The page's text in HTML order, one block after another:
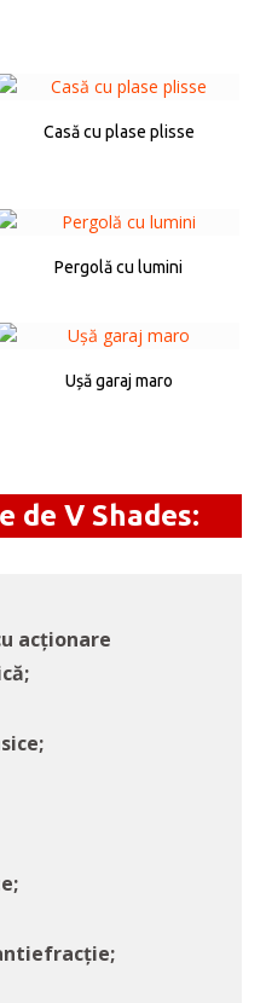
Casă cu plase plisse
Pergolă cu lumini
Ușă garaj maro
de V Shades:
acționare